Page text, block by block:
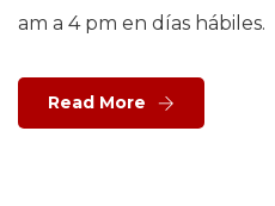
am a 4 pm en días hábiles.
Read More